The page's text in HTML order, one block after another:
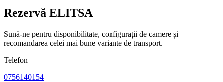
Rezervă ELITSA
Sună-ne pentru disponibilitate, configurații de camere și
recomandarea celei mai bune variante de transport.
Telefon
0756140154